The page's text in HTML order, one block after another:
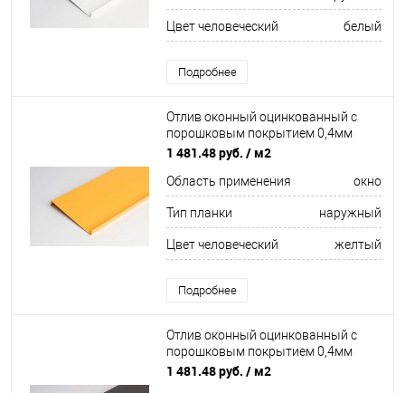
Цвет человеческий белый
Подробнее
Отлив оконный оцинкованный c
порошковым покрытием 0,4мм
ширина более 625 мм RAL 1016
1 481.48 руб. / м2
Область применения окно
Тип планки наружный
Цвет человеческий желтый
Подробнее
Отлив оконный оцинкованный c
порошковым покрытием 0,4мм
ширина более 625 мм RAL 7030
1 481.48 руб. / м2